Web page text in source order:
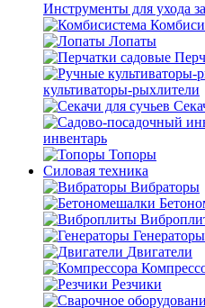
Инструменты для ухода
Лопаты
культиваторы-рыхлители
инвентарь
Топоры
Силовая техника
Вибраторы
Генераторы
Двигатели
Резчики